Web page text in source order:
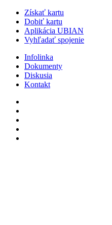
Získať kartu
Dobiť kartu
Aplikácia UBIAN
Vyhľadať spojenie
Infolinka
Dokumenty
Diskusia
Kontakt